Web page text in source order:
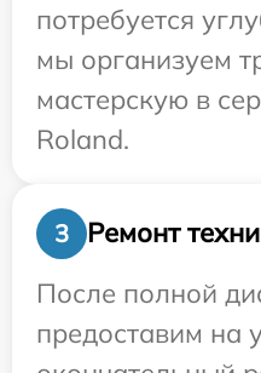
потребуется
мы организуем
мастерскую в
Roland.
3
Ремонт
После полной
предоставим на